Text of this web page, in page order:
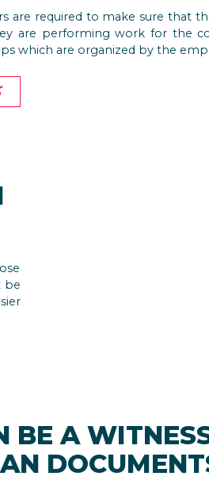
are required to make sure that
are performing work for the
which are organized by the
be
BE A